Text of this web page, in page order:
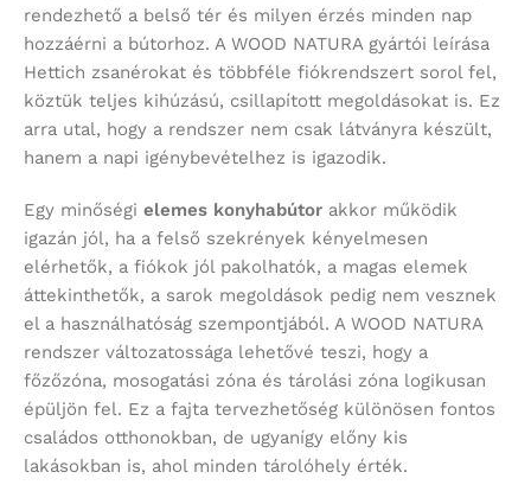
rendezhető a belső tér és milyen érzés minden nap
hozzáérni a bútorhoz. A WOOD NATURA gyártói leírása
Hettich zsanérokat és többféle fiókrendszert sorol fel,
köztük teljes kihúzású, csillapított megoldásokat is. Ez
arra utal, hogy a rendszer nem csak látványra készült,
hanem a napi igénybevételhez is igazodik.
Egy minőségi elemes konyhabútor akkor működik
igazán jól, ha a felső szekrények kényelmesen
elérhetők, a fiókok jól pakolhatók, a magas elemek
áttekinthetők, a sarok megoldások pedig nem vesznek
el a használhatóság szempontjából. A WOOD NATURA
rendszer változatossága lehetővé teszi, hogy a
főzőzóna, mosogatási zóna és tárolási zóna logikusan
épüljön fel. Ez a fajta tervezhetőség különösen fontos
családos otthonokban, de ugyanígy előny kis
lakásokban is, ahol minden tárolóhely érték.